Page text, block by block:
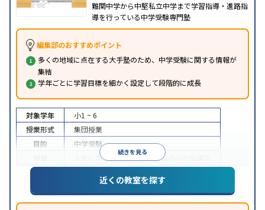
難関中学から中堅私立中学まで学習指導・進路指
導を行っている中学受験専門塾
編集部のおすすめポイント
多くの地域に点在する大手塾のため、中学受験に関する情報が
集結
学年ごとに学習目標を細かく設定して段階的に成長
続きを見る
対象学年
小1 ~ 6
授業形式
集団授業
目的
中学受験
入塾に学力基準あり季節講習のみの受講可
※2023年10月調査。
を参照
近くの教室を探す